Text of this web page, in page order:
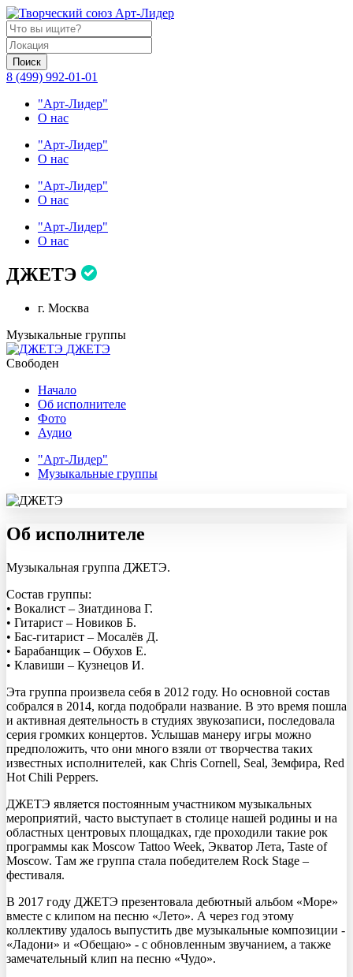
Поиск
8 (499) 992-01-01
"Арт-Лидер"
О нас
"Арт-Лидер"
О нас
"Арт-Лидер"
О нас
"Арт-Лидер"
О нас
ДЖЕТЭ
г. Москва
Музыкальные группы
ДЖЕТЭ
Свободен
Начало
Об исполнителе
Фото
Аудио
"Арт-Лидер"
Музыкальные группы
Об исполнителе
Музыкальная группа ДЖЕТЭ.
Состав группы:
• Вокалист – Зиатдинова Г.
• Гитарист – Новиков Б.
• Бас-гитарист – Мосалёв Д.
• Барабанщик – Обухов Е.
• Клавиши – Кузнецов И.
Эта группа произвела себя в 2012 году. Но основной состав
собрался в 2014, когда подобрали название. В это время пошла
и активная деятельность в студиях звукозаписи, последовала
серия громких концертов. Услышав манеру игры можно
предположить, что они много взяли от творчества таких
известных исполнителей, как Chris Cornell, Seal, Земфира, Red
Hot Chili Peppers.
ДЖЕТЭ является постоянным участником музыкальных
мероприятий, часто выступает в столице нашей родины и на
областных центровых площадках, где проходили такие рок
программы как Moscow Tattoo Week, Экватор Лета, Taste of
Moscow. Там же группа стала победителем Rock Stage –
фестиваля.
В 2017 году ДЖЕТЭ презентовала дебютный альбом «Море»
вместе с клипом на песню «Лето». А через год этому
коллективу удалось выпустить две музыкальные композиции -
«Ладони» и «Обещаю» - с обновленным звучанием, а также
замечательный клип на песню «Чудо».